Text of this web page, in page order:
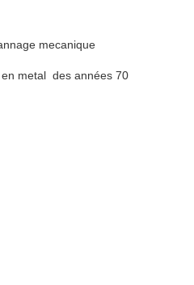
mecanique
metal des années 70